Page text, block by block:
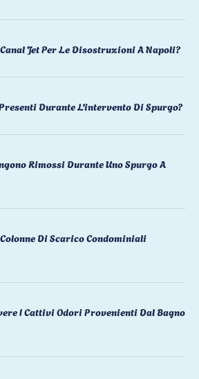
Jet Per Le Disostruzioni A Napoli?
Durante L'intervento Di Spurgo?
Rimossi Durante Uno Spurgo A
Di Scarico Condominiali
I Cattivi Odori Provenienti Dal Bagno